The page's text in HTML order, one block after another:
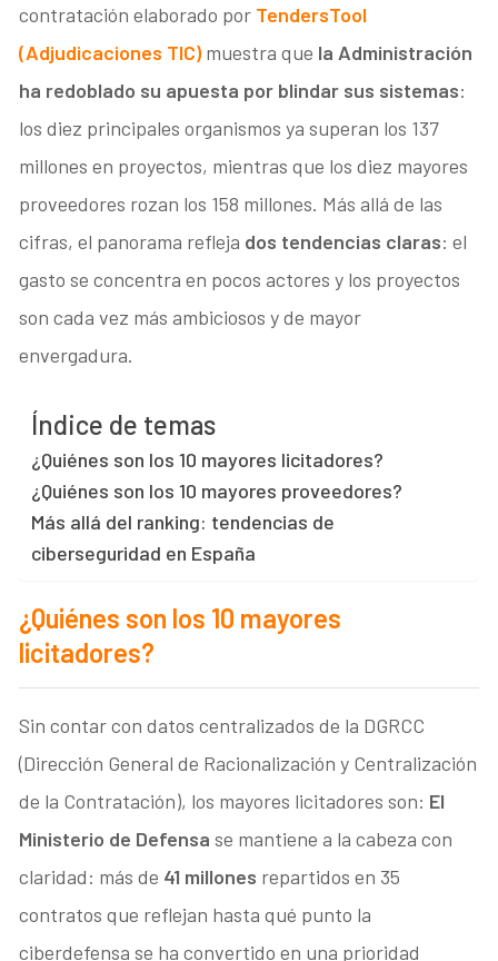
contratación elaborado por TendersTool
(Adjudicaciones TIC) muestra que la Administración
ha redoblado su apuesta por blindar sus sistemas:
los diez principales organismos ya superan los 137
millones en proyectos, mientras que los diez mayores
proveedores rozan los 158 millones. Más allá de las
cifras, el panorama refleja dos tendencias claras: el
gasto se concentra en pocos actores y los proyectos
son cada vez más ambiciosos y de mayor
envergadura.
Índice de temas
¿Quiénes son los 10 mayores licitadores?
¿Quiénes son los 10 mayores proveedores?
Más allá del ranking: tendencias de
ciberseguridad en España
¿Quiénes son los 10 mayores
licitadores?
Sin contar con datos centralizados de la DGRCC
(Dirección General de Racionalización y Centralización
de la Contratación), los mayores licitadores son: El
Ministerio de Defensa se mantiene a la cabeza con
claridad: más de 41 millones repartidos en 35
contratos que reflejan hasta qué punto la
ciberdefensa se ha convertido en una prioridad